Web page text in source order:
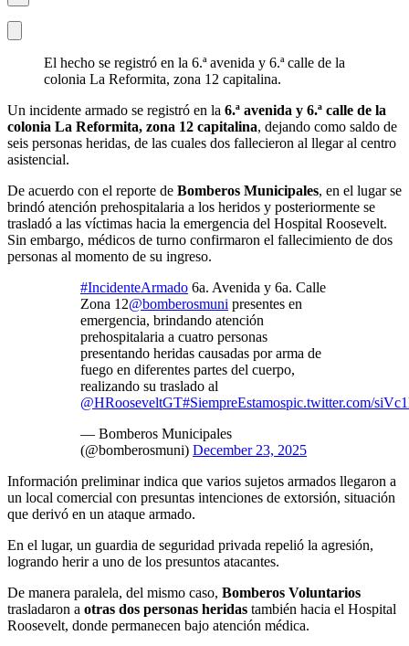
El hecho se registró en la 6.ª avenida y 6.ª calle de la
colonia La Reformita, zona 12 capitalina.
Un incidente armado se registró en la 6.ª avenida y 6.ª calle de la
colonia La Reformita, zona 12 capitalina, dejando como saldo de
seis personas heridas, de las cuales dos fallecieron al llegar al centro
asistencial.
De acuerdo con el reporte de Bomberos Municipales, en el lugar se
brindó atención prehospitalaria a los heridos y posteriormente se
trasladó a las víctimas hacia la emergencia del Hospital Roosevelt.
Sin embargo, médicos de turno confirmaron el fallecimiento de dos
personas al momento de su ingreso.
#IncidenteArmado 6a. Avenida y 6a. Calle
Zona 12@bomberosmuni presentes en
emergencia, brindando atención
prehospitalaria a cuatro personas
presentando heridas causadas por arma de
fuego en diferentes partes del cuerpo,
realizando su traslado al
@HRooseveltGT#SiempreEstamospic.twitter.com/
— Bomberos Municipales
(@bomberosmuni) December 23, 2025
Información preliminar indica que varios sujetos armados llegaron a
un local comercial con presuntas intenciones de extorsión, situación
que derivó en un ataque armado.
En el lugar, un guardia de seguridad privada repelió la agresión,
logrando herir a uno de los presuntos atacantes.
De manera paralela, del mismo caso, Bomberos Voluntarios
trasladaron a otras dos personas heridas también hacia el Hospital
Roosevelt, donde permanecen bajo atención médica.